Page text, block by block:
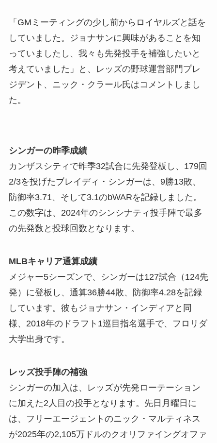
「GMミーティングの少し前からロイヤルズと話を
していました。ジョナサンに興味があることを知
っていましたし、我々も先発投手を補強したいと
考えていました」と、レッズの野球運営部門プレ
ジデント、ニック・クラール氏はコメントしまし
た。
シンガーの昨季成績
カンザスシティで昨季32試合に先発登板し、179回
2/3を投げたブレイディ・シンガーは、9勝13敗、
防御率3.71、そして3.1のbWARを記録しました。
この数字は、2024年のシンシナティ投手陣で最多
の先発数と投球回数となります。
MLBキャリア通算成績
メジャー5シーズンで、シンガーは127試合（124先
発）に登板し、通算36勝44敗、防御率4.28を記録
しています。彼もジョナサン・インディアと同
様、2018年のドラフト1巡目指名選手で、フロリダ
大学出身です。
レッズ投手陣の補強
シンガーの加入は、レッズが先発ローテーション
に加えた2人目の投手となります。先日月曜日に
は、フリーエージェントのニック・マルティネス
が2025年の2,105万ドルのクオリファイングオファ